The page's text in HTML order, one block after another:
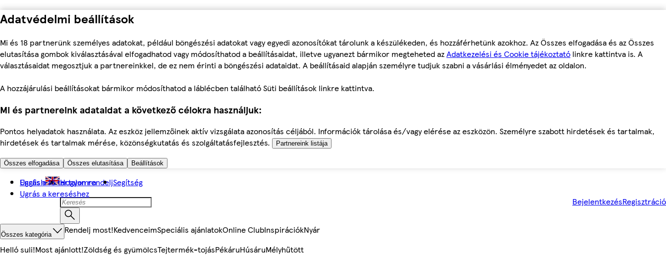
Adatvédelmi beállítások
Mi és 18 partnerünk személyes adatokat, például böngészési adatokat vagy egyedi azonosítókat tárolunk a készülékeden, és hozzáférhetünk azokhoz. Az Összes elfogadása és az Összes
elutasítása gombok kiválasztásával elfogadhatod vagy módosíthatod a beállításaidat, illetve ugyanezt bármikor megteheted azAdatkezelési és Cookie tájékoztató linkre kattintva is. A
választásaidat megosztjuk a partnereinkkel, de ez nem érinti a böngészési adataidat. A beállításaid alapján személyre tudjuk szabni a vásárlási élményedet az oldalon.
A hozzájárulási beállításokat bármikor módosíthatod a láblécben található Süti beállítások linkre kattintva.
Mi és partnereink adataidat a következő célokra használjuk:
Pontos helyadatok használata. Az eszköz jellemzőinek aktív vizsgálata azonosítás céljából. Információk tárolása és/vagy elérése az eszközön. Személyre szabott hirdetések és tartalmak,
hirdetések és tartalmak mérése, közönségkutatás és szolgáltatásfejlesztés.
Partnereink listája
Összes elfogadása Összes elutasítása Beállítások
Ugrás a fő tartalomra
Ugrás a kereséshez
English Hogyan rendeljSegítség
BejelentkezésRegisztráció
Összes kategória Rendelj most!KedvenceimSpeciális ajánlatokOnline ClubInspirációkNyár
Helló suli!Most ajánlott!Zöldség és gyümölcsTejtermék-tojásPékáruHúsáruMélyhűtött